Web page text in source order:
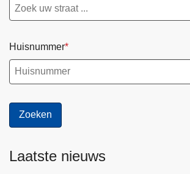
Huisnummer
Laatste nieuws